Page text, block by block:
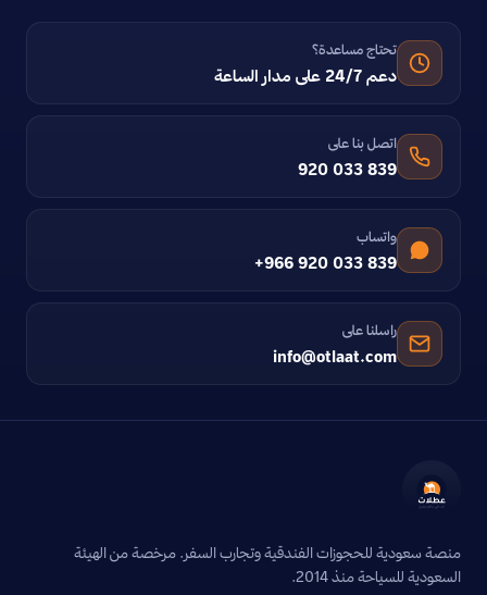
تحتاج مساعدة؟
دعم 24/7 على مدار الساعة
اتصل بنا على
920 033 839
واتساب
+966 920 033 839
راسلنا على
info@otlaat.com
منصة سعودية للحجوزات الفندقية وتجارب السفر. مرخصة من الهيئة
السعودية للسياحة منذ 2014.